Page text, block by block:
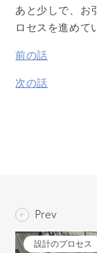
あと少しで、お
ロセスを進めて
前の話
次の話
Prev
設計のプロセス